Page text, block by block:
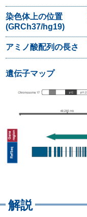
染色体上の位置
(GRCh37/hg19)
アミノ酸配列の長さ
遺伝子マップ
解説